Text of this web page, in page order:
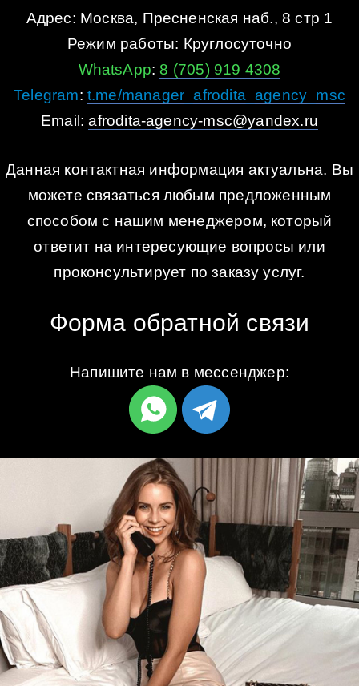
Адрес: Москва, Пресненская наб., 8 стр 1
Режим работы: Круглосуточно
WhatsApp:8 (705) 919 4308
Telegram: t.me/manager_afrodita_agency_msc
Email:afrodita-agency-msc@yandex.ru
Данная контактная информация актуальна. Вы
можете связаться любым предложенным
способом с нашим менеджером, который
ответит на интересующие вопросы или
проконсультирует по заказу услуг.
Форма обратной связи
Напишите нам в мессенджер: